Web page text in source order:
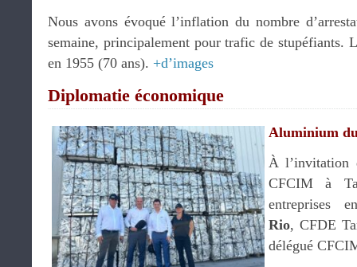
Nous avons évoqué l’inflation du nombre
semaine, principalement pour trafic de stupéfiants.
en 1955 (70 ans). +d’images
Diplomatie économique
Aluminium
À
CFCIM à
entreprises
Rio, CFDE
délégué